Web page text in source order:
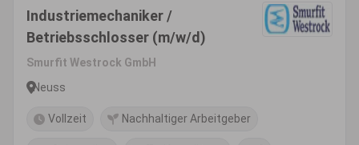
Industriemechaniker /
Betriebsschlosser (m/w/d)
Smurfit Westrock GmbH
Neuss
Vollzeit Nachhaltiger Arbeitgeber